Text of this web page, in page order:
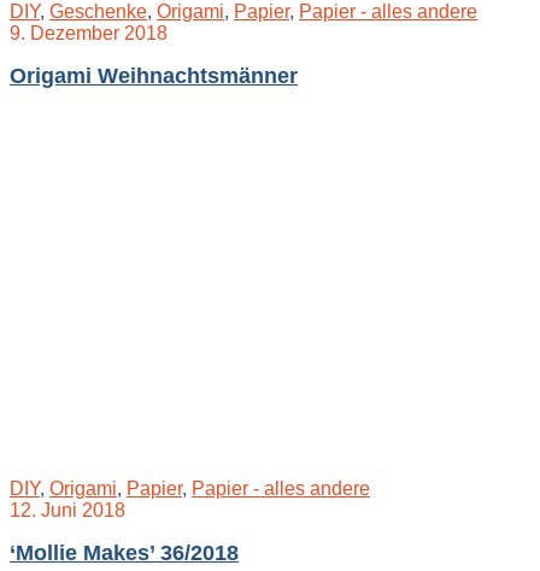
DIY, Geschenke, Origami, Papier, Papier - alles andere
9. Dezember 2018
Origami Weihnachtsmänner
DIY, Origami, Papier, Papier - alles andere
12. Juni 2018
‘Mollie Makes’ 36/2018